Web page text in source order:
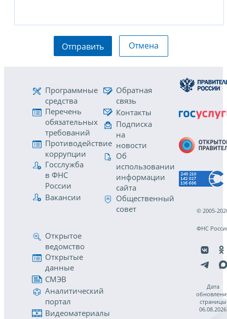
Отправить Отмена
Программные
средства
Перечень
обязательных
требований
Противодействие
коррупции
Госслужба
в ФНС
России
Вакансии
Обратная
связь
Контакты
Подписка
на
новости
Об
использовании
информации
сайта
Общественный
совет
Открытое
ведомство
Открытые
данные
СМЭВ
Аналитический
портал
Видеоматериалы
© 2005-
ФНС
Дата
страницы
06.08.2026